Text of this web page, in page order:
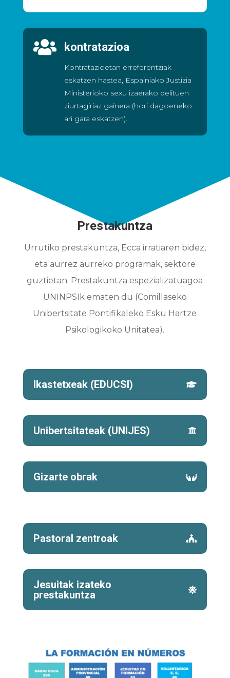
 kontratazioa
Kontratazioetan erreferentziak
eskatzen hastea, Espainiako Justizia
Ministerioko sexu izaerako delituen
ziurtagiriaz gainera (hori dagoeneko
ari gara eskatzen).
Prestakuntza
Urrutiko prestakuntza, Ecca irratiaren bidez,
eta aurrez aurreko programak, sektore
guztietan. Prestakuntza espezializatuagoa
UNINPSIk ematen du (Comillaseko
Unibertsitate Pontifikaleko Esku Hartze
Psikologikoko Unitatea).
Ikastetxeak (EDUCSI)
Unibertsitateak (UNIJES)
Gizarte obrak
Pastoral zentroak
Jesuitak izateko
prestakuntza